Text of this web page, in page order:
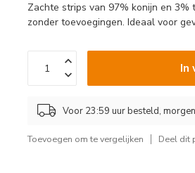
Zachte strips van 97% konijn en
zonder toevoegingen. Ideaal voor
In
Voor 23:59 uur besteld,
Toevoegen om te vergelijken Deel dit